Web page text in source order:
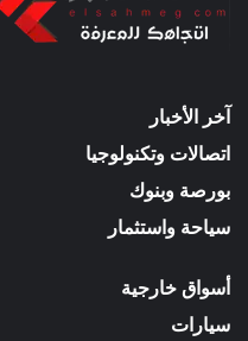
آخر الأخبار
اتصالات وتكنولوجيا
بورصة وبنوك
سياحة واستثمار
أسواق خارجية
سيارات